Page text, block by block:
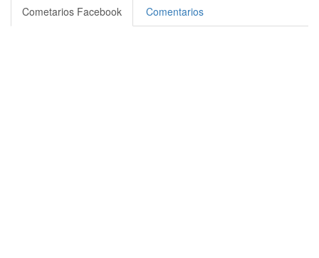
Compartir
Cometarios Facebook Comentarios